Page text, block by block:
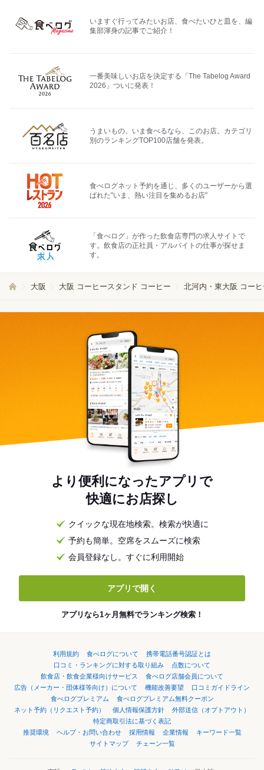
いますぐ行ってみたいお店、食べたいひと皿を、編
集部渾身の記事でご紹介！
一番美味しいお店を決定する「The Tabelog Award
2026」ついに発表！
うまいもの、いま食べるなら、このお店。カテゴリ
別のランキングTOP100店舗を発表。
食べログネット予約を通じ、多くのユーザーから選
ばれた"いま、熱い注目を集めるお店"
「食べログ」が作った飲食店専門の求人サイトで
す。飲食店の正社員・アルバイトの仕事が探せま
す。
大阪 大阪 コーヒースタンド コーヒー 北河内・東大阪 コー
より便利になったアプリで
快適にお店探し
クイックな現在地検索。検索が快適に
予約も簡単。空席をスムーズに検索
会員登録なし。すぐに利用開始
アプリで開く
アプリなら1ヶ月無料でランキング検索！
利用規約 食べログについて
携帯電話番号認証とは
口コミ・ランキングに対する取り組み
点数について
飲食店・飲食企業様向けサービス
食べログ店舗会員について
広告（メーカー・団体様等向け）について
機能改善要望
口コミガイドライン
食べログプレミアム
食べログプレミアム無料クーポン
ネット予約（リクエスト予約）
個人情報保護方針
外部送信（オプトアウト）
特定商取引法に基づく表記
推奨環境
ヘルプ・お問い合わせ 採用情報 企業情報
キーワード一覧
サイトマップ
チェーン一覧